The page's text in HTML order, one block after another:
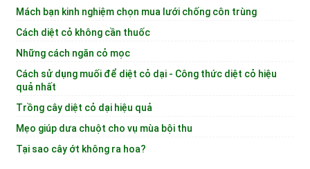
Mách bạn kinh nghiệm chọn mua lưới chống côn trùng
Cách diệt cỏ không cần thuốc
Những cách ngăn cỏ mọc
Cách sử dụng muối để diệt cỏ dại - Công thức diệt cỏ hiệu
quả nhất
Trồng cây diệt cỏ dại hiệu quả
Mẹo giúp dưa chuột cho vụ mùa bội thu
Tại sao cây ớt không ra hoa?